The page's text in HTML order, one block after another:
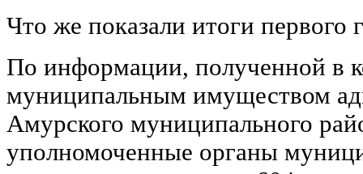
Что же показали итоги первого
По информации, полученной в
муниципальным имуществом
Амурского муниципального
уполномоченные органы